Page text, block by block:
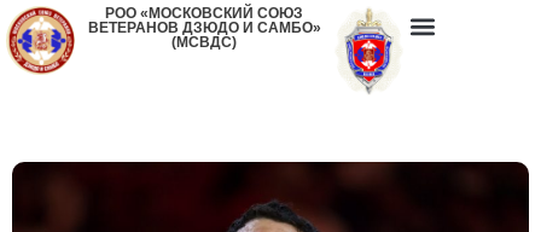
РОО «МОСКОВСКИЙ СОЮЗ
ВЕТЕРАНОВ ДЗЮДО И САМБО»
(МСВДС)